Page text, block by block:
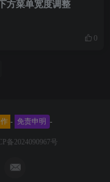
方菜单宽度调整
0
- 免责申明 -
备2024090967号